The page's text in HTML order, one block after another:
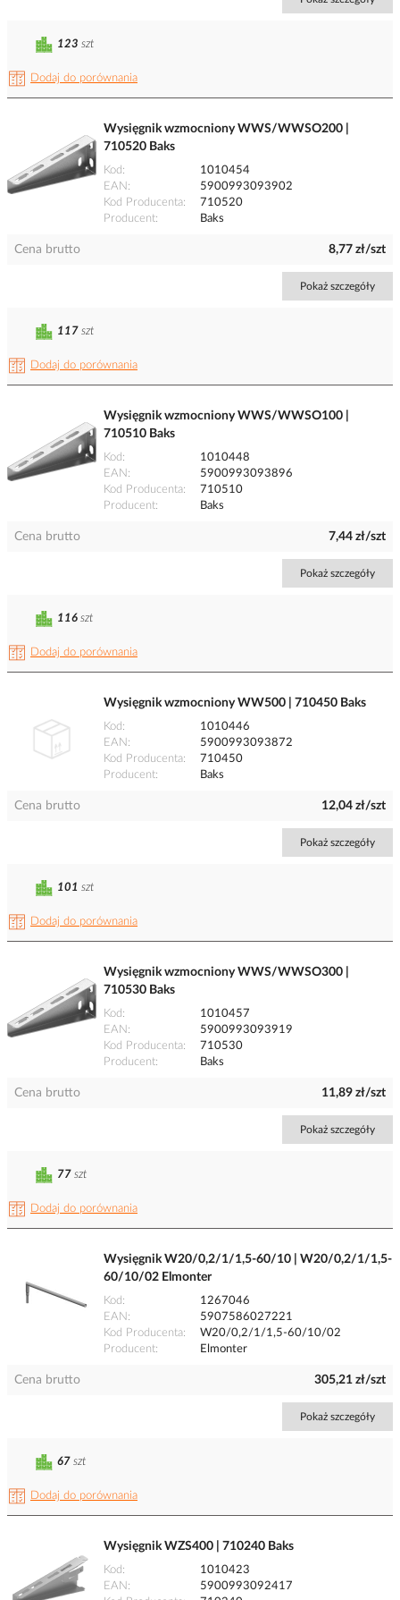
Dodaj do porównania
123 szt
Wysięgnik wzmocniony WWS/WWSO200 |
710520 Baks
Kod
1010454
EAN
5900993093902
Kod Producenta
710520
Producent
Baks
Cena brutto 8,77 zł/szt
Pokaż szczegóły
Dodaj do porównania
117 szt
Wysięgnik wzmocniony WWS/WWSO100 |
710510 Baks
Kod
1010448
EAN
5900993093896
Kod Producenta
710510
Producent
Baks
Cena brutto 7,44 zł/szt
Pokaż szczegóły
Dodaj do porównania
116 szt
Wysięgnik wzmocniony WW500 | 710450 Baks
Kod
1010446
EAN
5900993093872
Kod Producenta
710450
Producent
Baks
Cena brutto 12,04 zł/szt
Pokaż szczegóły
Dodaj do porównania
101 szt
Wysięgnik wzmocniony WWS/WWSO300 |
710530 Baks
Kod
1010457
EAN
5900993093919
Kod Producenta
710530
Producent
Baks
Cena brutto 11,89 zł/szt
Pokaż szczegóły
Dodaj do porównania
77 szt
Wysięgnik W20/0,2/1/1,5-60/10 | W20/0,2/1/1,5-
60/10/02 Elmonter
Kod
1267046
EAN
5907586027221
Kod Producenta
W20/0,2/1/1,5-60/10/02
Producent
Elmonter
Cena brutto 305,21 zł/szt
Pokaż szczegóły
Dodaj do porównania
67 szt
Wysięgnik WZS400 | 710240 Baks
Kod
1010423
EAN
5900993092417